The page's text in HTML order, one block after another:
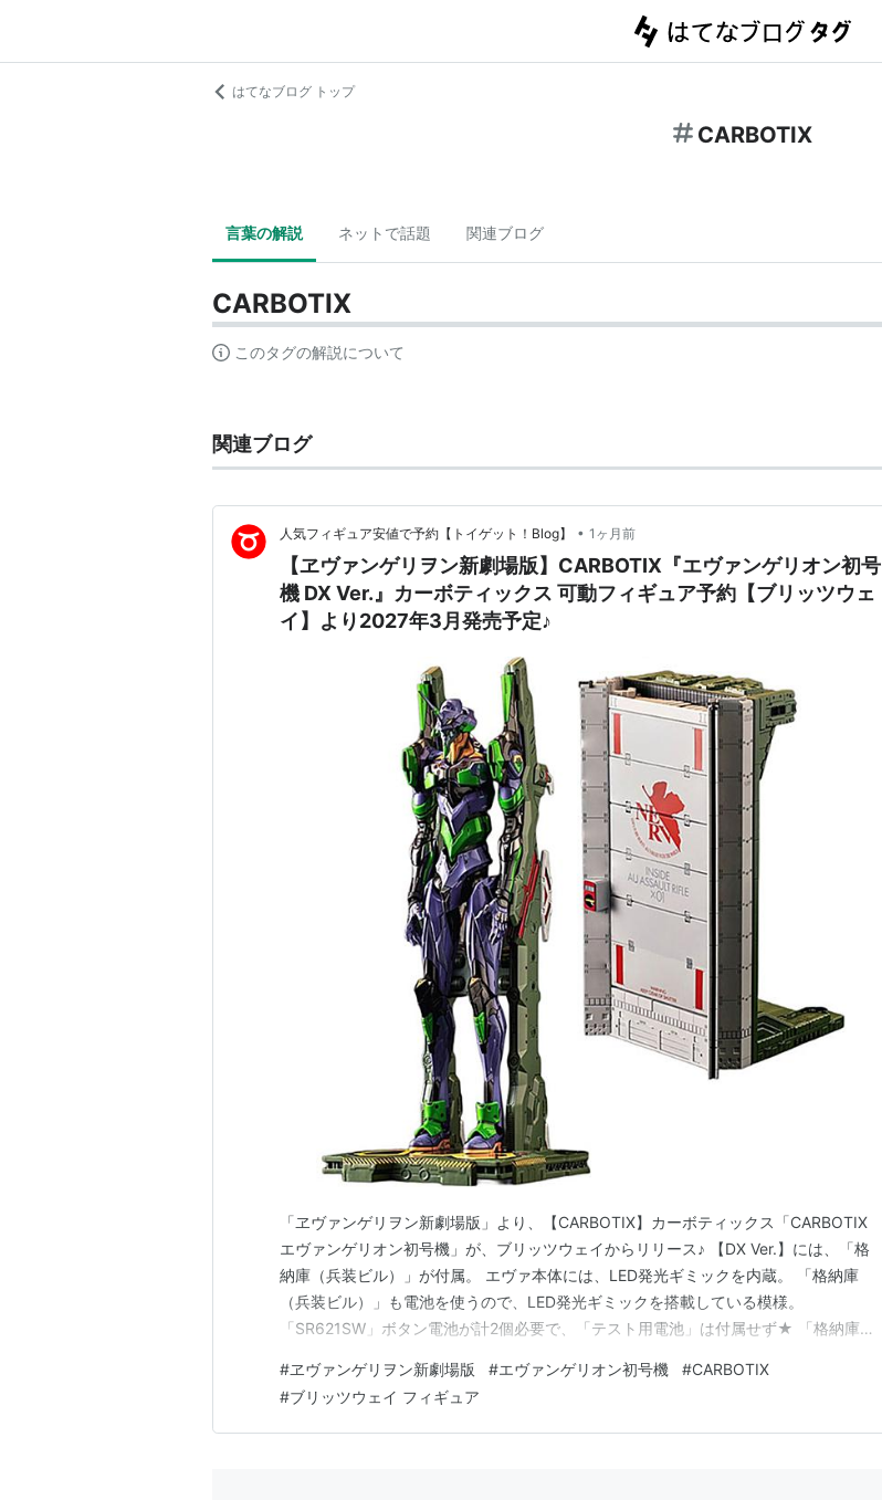
はてなブログ トップ
CARBOTIX
言葉の解説 ネットで話題 関連ブログ
CARBOTIX
このタグの解説について
関連ブログ
人気フィギュア安値で予約【トイゲット！Blog】 • 1ヶ月前
【ヱヴァンゲリヲン新劇場版】CARBOTIX『エヴァンゲリオン初号
機 DX Ver.』カーボティックス 可動フィギュア予約【ブリッツウェ
イ】より2027年3月発売予定♪
「ヱヴァンゲリヲン新劇場版」より、【CARBOTIX】カーボティックス「CARBOTIX
エヴァンゲリオン初号機」が、ブリッツウェイからリリース♪ 【DX Ver.】には、「格
納庫（兵装ビル）」が付属。 エヴァ本体には、LED発光ギミックを内蔵。 「格納庫
（兵装ビル）」も電池を使うので、LED発光ギミックを搭載している模様。
「SR621SW」ボタン電池が計2個必要で、「テスト用電池」は付属せず★ 「格納庫」
ズは、 ノンスケールの全高：約33cm。 「格納庫（兵装ビル）」のサイズは、全高：
約39.7cm。 CARB…
#ヱヴァンゲリヲン新劇場版 #エヴァンゲリオン初号機 #CARBOTIX
#ブリッツウェイ フィギュア